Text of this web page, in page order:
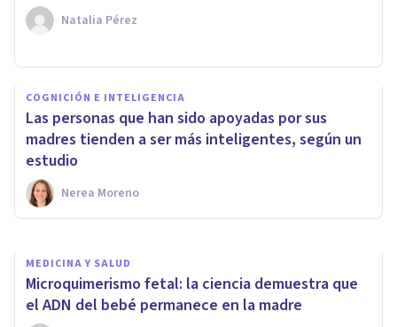
Natalia Pérez
COGNICIÓN E INTELIGENCIA
Las personas que han sido apoyadas por sus
madres tienden a ser más inteligentes, según un
estudio
Nerea Moreno
PSICOLOGÍA EDUCATIVA Y DEL DESARROLLO
Así es como los bebés
aprenden a percibir su propio
cuerpo
Nerea Moreno
MEDICINA Y SALUD
Microquimerismo fetal: la ciencia demuestra que
el ADN del bebé permanece en la madre